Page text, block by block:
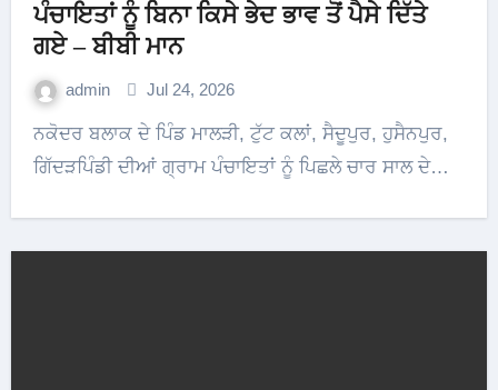
ਪੰਚਾਇਤਾਂ ਨੂੰ ਬਿਨਾ ਕਿਸੇ ਭੇਦ ਭਾਵ ਤੋਂ ਪੈਸੇ ਦਿੱਤੇ
ਗਏ – ਬੀਬੀ ਮਾਨ
admin Jul 24, 2026
ਨਕੋਦਰ ਬਲਾਕ ਦੇ ਪਿੰਡ ਮਾਲੜੀ, ਟੁੱਟ ਕਲਾਂ, ਸੈਦੂਪੁਰ, ਹੁਸੈਨਪੁਰ,
ਗਿੱਦੜਪਿੰਡੀ ਦੀਆਂ ਗ੍ਰਾਮ ਪੰਚਾਇਤਾਂ ਨੂੰ ਪਿਛਲੇ ਚਾਰ ਸਾਲ ਦੇ…